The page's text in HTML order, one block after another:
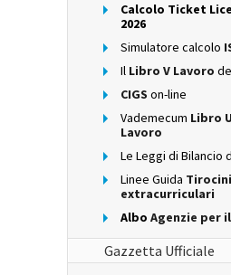
Calcolo Ticket
2026
Simulatore calcolo
Il Libro V Lavoro
CIGS on-line
Vademecum Libro
Lavoro
Le Leggi di Bilancio
Linee Guida Tirocini
extracurriculari
Albo Agenzie per
Gazzetta Ufficiale